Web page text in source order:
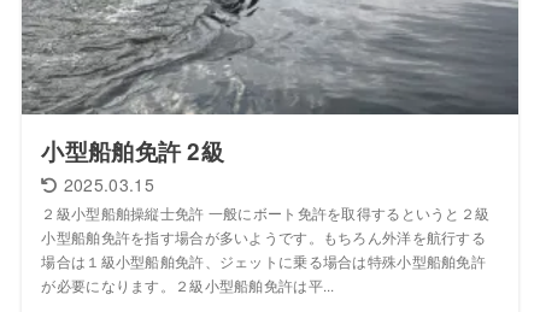
小型船舶免許 2級
2025.03.15
２級小型船舶操縦士免許 一般にボート免許を取得するというと２級
小型船舶免許を指す場合が多いようです。もちろん外洋を航行する
場合は１級小型船舶免許、ジェットに乗る場合は特殊小型船舶免許
が必要になります。２級小型船舶免許は平...